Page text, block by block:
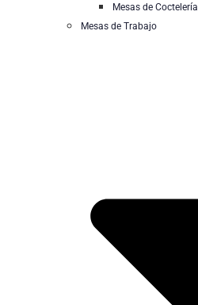
Mesas de Coctelería
Mesas de Trabajo